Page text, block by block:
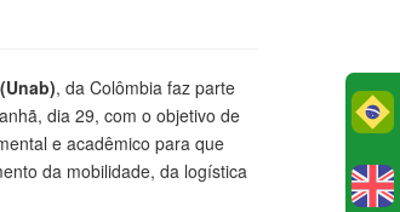
, da Colômbia faz parte
dia 29, com o objetivo de
e acadêmico para que
da mobilidade, da logística